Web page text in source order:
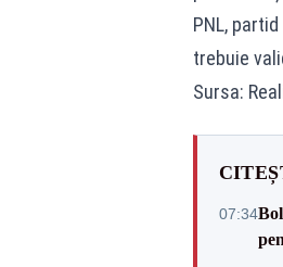
PNL,
trebuie
Sursa:
07:34